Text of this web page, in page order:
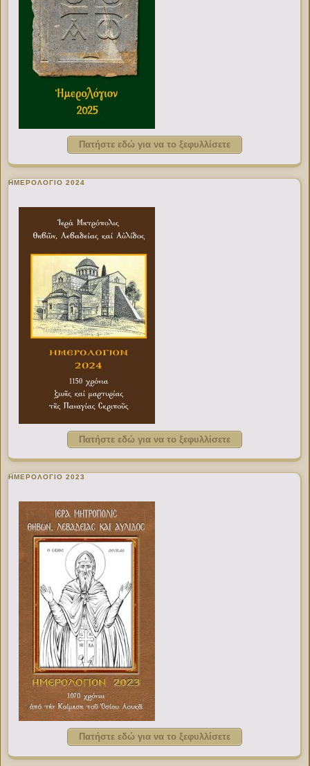
Πατήστε εδώ για να το ξεφυλλίσετε
ΗΜΕΡΟΛΟΓΙΟ 2024
Πατήστε εδώ για να το ξεφυλλίσετε
ΗΜΕΡΟΛΟΓΙΟ 2023
Πατήστε εδώ για να το ξεφυλλίσετε